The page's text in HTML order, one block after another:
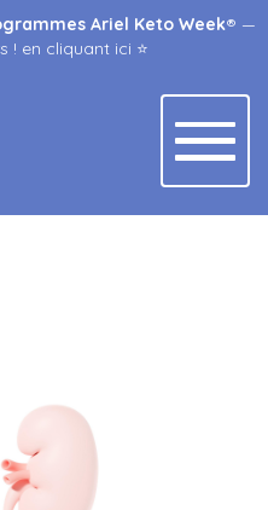
Ariel Keto Week® —
! en cliquant ici ⭐️